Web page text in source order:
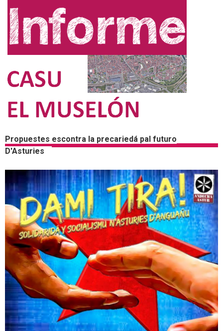
Propuestes escontra la precariedá pal futuro
D'Asturies